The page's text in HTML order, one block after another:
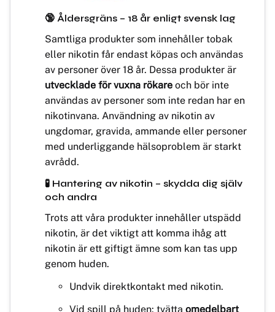
🔞 Åldersgräns – 18 år enligt svensk lag
Samtliga produkter som innehåller tobak
eller nikotin får endast köpas och användas
av personer över 18 år. Dessa produkter är
utvecklade för vuxna rökare och bör inte
användas av personer som inte redan har en
nikotinvana. Användning av nikotin av
ungdomar, gravida, ammande eller personer
med underliggande hälsoproblem är starkt
avrådd.
🧪 Hantering av nikotin – skydda dig själv
och andra
Trots att våra produkter innehåller utspädd
nikotin, är det viktigt att komma ihåg att
nikotin är ett giftigt ämne som kan tas upp
genom huden.
Undvik direktkontakt med nikotin.
Vid spill på huden: tvätta omedelbart